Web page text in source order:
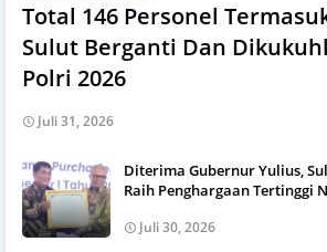
Total 146 Personel
Sulut Berganti Dan
Polri 2026
Juli 31, 2026
Diterima Gubernur Yulius,
Raih Penghargaan Tertinggi
Juli 30, 2026